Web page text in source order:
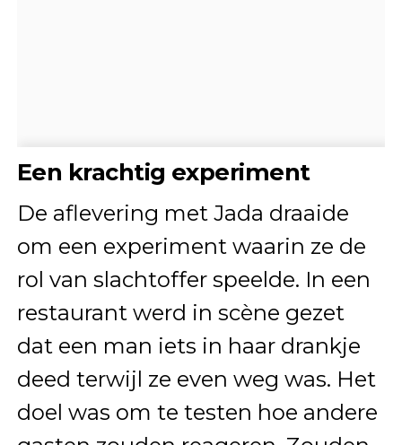
Een krachtig experiment
De aflevering met Jada draaide
om een experiment waarin ze de
rol van slachtoffer speelde. In een
restaurant werd in scène gezet
dat een man iets in haar drankje
deed terwijl ze even weg was. Het
doel was om te testen hoe andere